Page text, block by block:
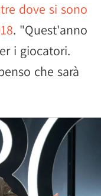
dove si sono
. "Quest'anno
i giocatori.
che sarà